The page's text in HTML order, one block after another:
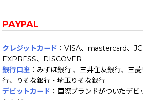
PAYPAL
クレジットカード ：VISA、mastercard、
EXPRESS、DISCOVER
銀行口座 ：みずほ銀行 、三井住友銀行、三
行、りそな銀行・埼玉りそな銀行
デビットカード ：国際ブランドがついたデ